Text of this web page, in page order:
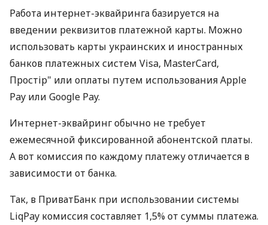
Работа интернет-эквайринга базируется на
введении реквизитов платежной карты. Можно
использовать карты украинских и иностранных
банков платежных систем Visa, MasterCard,
Простір" или оплаты путем использования Apple
Pay или Google Pay.
Интернет-эквайринг обычно не требует
ежемесячной фиксированной абонентской платы.
А вот комиссия по каждому платежу отличается в
зависимости от банка.
Так, в ПриватБанк при использовании системы
LiqPay комиссия составляет 1,5% от суммы платежа.